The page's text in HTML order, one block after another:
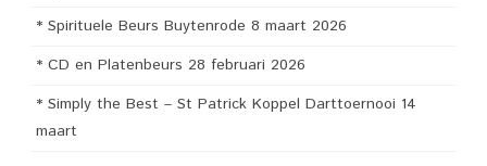
* Spirituele Beurs Buytenrode 8 maart 2026
* CD en Platenbeurs 28 februari 2026
* Simply the Best – St Patrick Koppel Darttoernooi 14
maart